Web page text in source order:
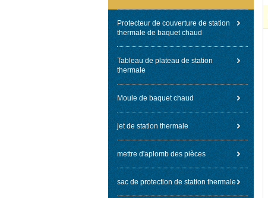
Protecteur de couverture de station
thermale de baquet chaud
Tableau de plateau de station
thermale
Moule de baquet chaud
jet de station thermale
mettre d'aplomb des pièces
sac de protection de station thermale